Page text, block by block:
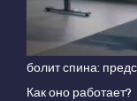
болит спина:
Как оно работает?